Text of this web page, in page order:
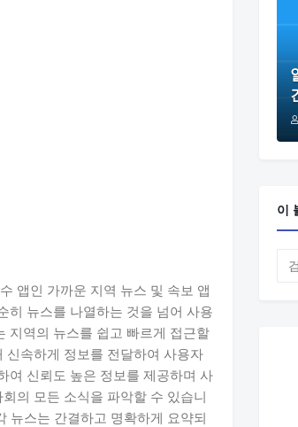
앱인 가까운 지역 뉴스 및 속보 앱
히 뉴스를 나열하는 것을 넘어 사용
지역의 뉴스를 쉽고 빠르게 접근할
신속하게 정보를 전달하여 사용자
여 신뢰도 높은 정보를 제공하며 사
의 모든 소식을 파악할 수 있습니
뉴스는 간결하고 명확하게 요약되
이